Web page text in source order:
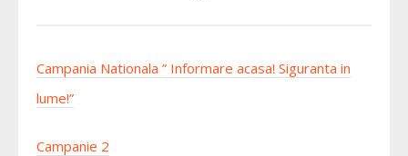
Campania Nationala ” Informare acasa! Siguranta in
lume!”
Campanie 2